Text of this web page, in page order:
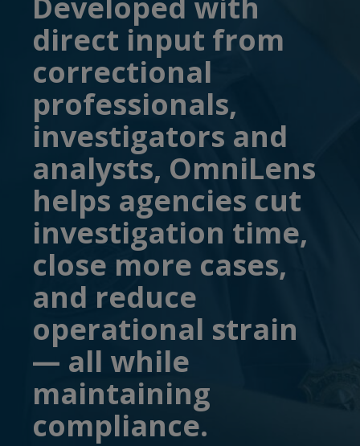
direct input from
correctional
professionals,
investigators and
analysts, OmniLens
helps agencies cut
investigation time,
close more cases,
and reduce
operational strain
— all while
maintaining
compliance.